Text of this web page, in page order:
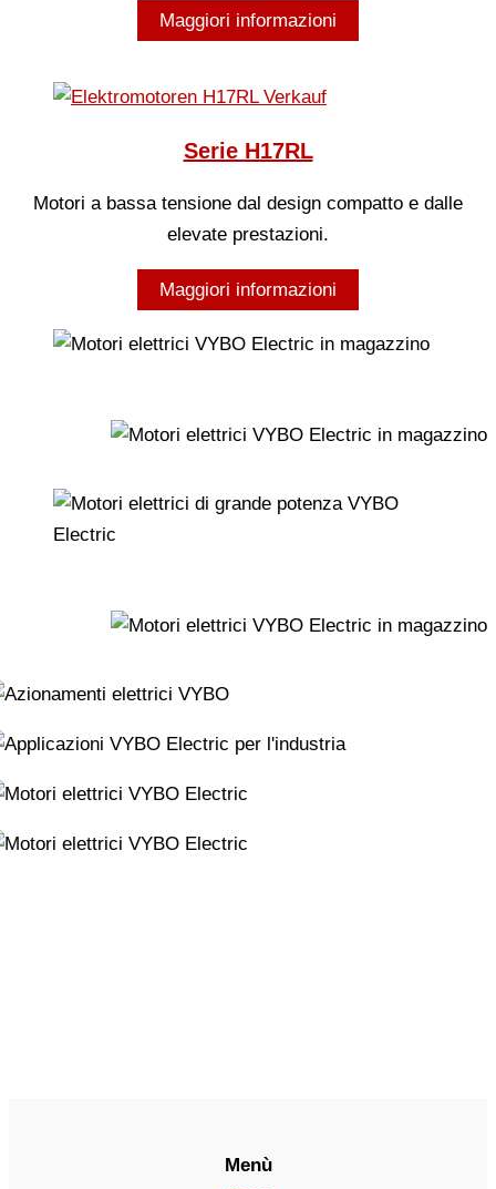
Maggiori informazioni
Serie H17RL
Motori a bassa tensione dal design compatto e dalle
elevate prestazioni.
Maggiori informazioni
Menù